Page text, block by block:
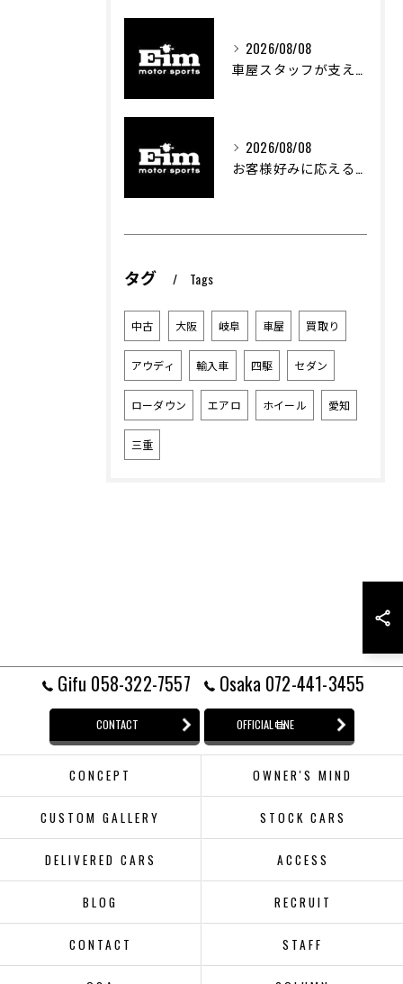
2026/08/08
車屋スタッフが支える車両カスタムの魅力と技術進化
2026/08/08
お客様好みに応える中古車選びのポイント
タグ Tags
中古 大阪 岐阜 車屋 買取り
アウディ 輸入車 四駆 セダン
ローダウン エアロ ホイール 愛知
三重
Gifu 058-322-7557 Osaka 072-441-3455
CONTACT OFFICIAL LINE
CONCEPT OWNER'S MIND
CUSTOM GALLERY STOCK CARS
DELIVERED CARS ACCESS
BLOG RECRUIT
CONTACT STAFF